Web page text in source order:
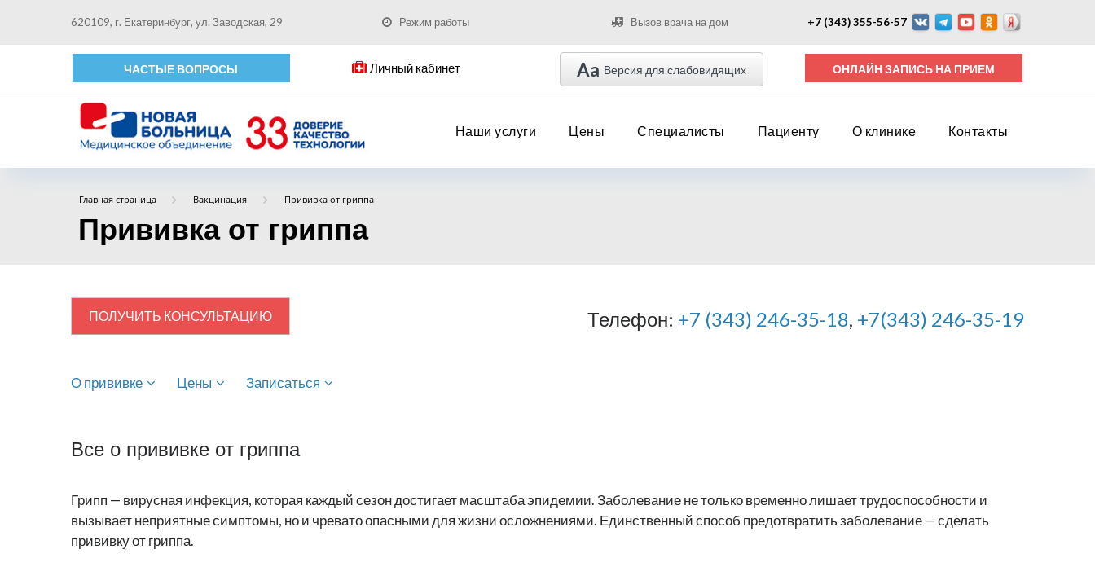
620109, г. Екатеринбург, ул. Заводская, 29 Режим работы Вызов врача на дом +7 (343) 355-56-57
ЧАСТЫЕ ВОПРОСЫ Личный кабинет Aa Версия для слабовидящих ОНЛАЙН ЗАПИСЬ НА ПРИЕМ
Наши услуги Цены Специалисты Пациенту О клинике Контакты
Главная страница Вакцинация Прививка от гриппа
Прививка от гриппа
ПОЛУЧИТЬ КОНСУЛЬТАЦИЮ Телефон: +7 (343) 246-35-18, +7(343) 246-35-19
О прививке Цены Записаться
Все о прививке от гриппа
Грипп — вирусная инфекция, которая каждый сезон достигает масштаба эпидемии. Заболевание не только временно лишает трудоспособности и
вызывает неприятные симптомы, но и чревато опасными для жизни осложнениями. Единственный способ предотвратить заболевание — сделать
прививку от гриппа.